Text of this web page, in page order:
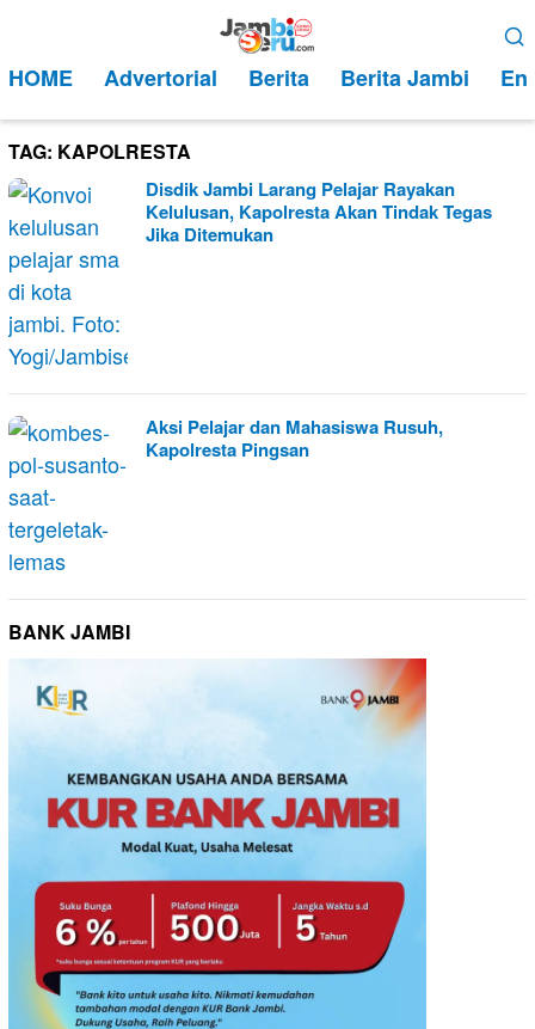
kontenMobile
HOME Advertorial Berita Berita Jambi
TAG: KAPOLRESTA
Disdik Jambi Larang Pelajar Rayakan
Kelulusan, Kapolresta Akan Tindak Tegas
Jika Ditemukan
Aksi Pelajar dan Mahasiswa Rusuh,
Kapolresta Pingsan
BANK JAMBI